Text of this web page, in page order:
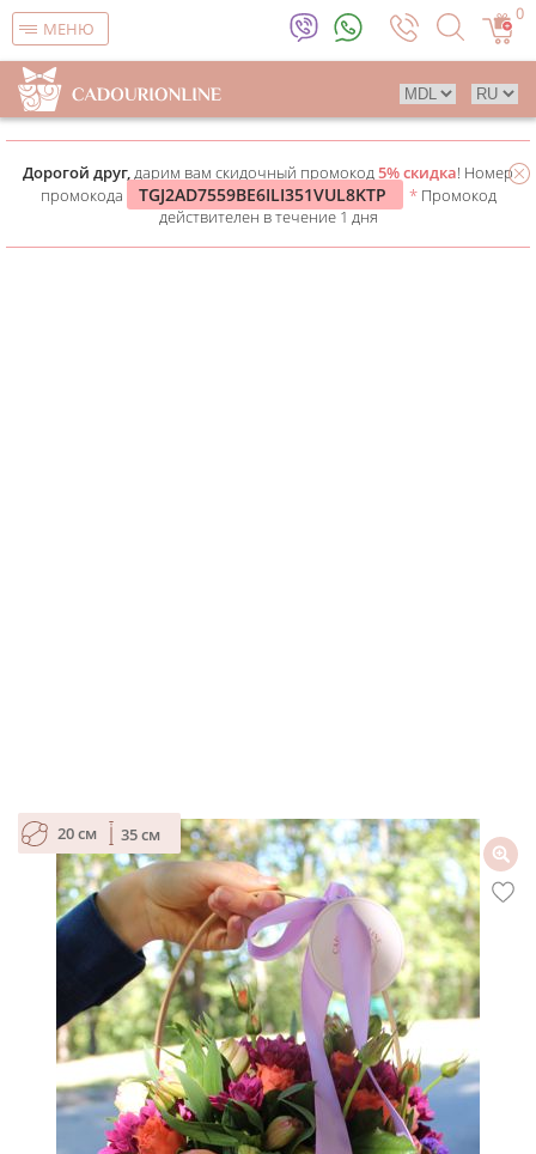
МЕНЮ
0
Дорогой друг,дарим вам скидочный промокод5% скидка! Номер
промокода
TGJ2AD7559BE6ILI351VUL8KTP * Промокод
действителен в течение 1 дня
20 см 35 см